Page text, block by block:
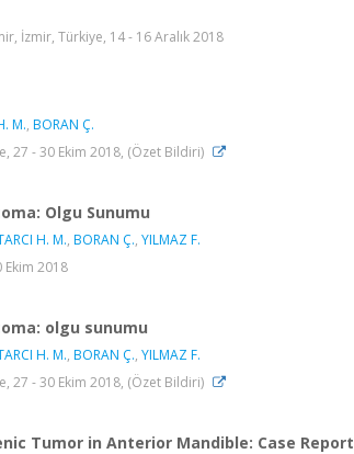
İzmir, Türkiye, 14 - 16 Aralık 2018
M., BORAN Ç.
27 - 30 Ekim 2018, (Özet Bildiri)
Olgu Sunumu
H. M., BORAN Ç., YILMAZ F.
2018
olgu sunumu
H. M., BORAN Ç., YILMAZ F.
27 - 30 Ekim 2018, (Özet Bildiri)
Tumor in Anterior Mandible: Case Report